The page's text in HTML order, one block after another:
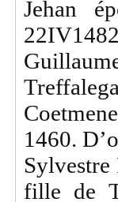
Jehan
1460.
fille de